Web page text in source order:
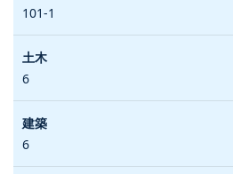
101-1
6
6